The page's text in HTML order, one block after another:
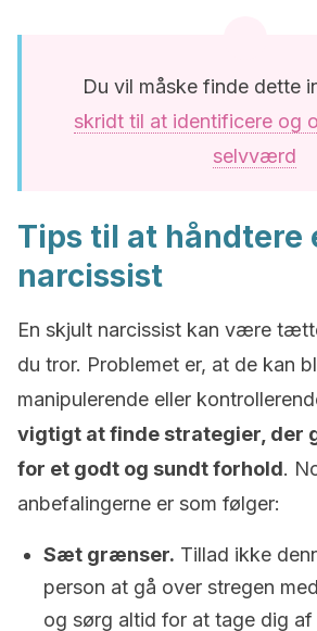
Du vil måske finde dette
skridt til at identificere og
selvværd
Tips til at håndtere
narcissist
En skjult narcissist kan være
du tror. Problemet er, at de kan
manipulerende eller
vigtigt at finde strategier, der
for et godt og sundt forhold.
anbefalingerne er som følger:
Sæt grænser. Tillad ikke
person at gå over stregen
og sørg altid for at tage dig